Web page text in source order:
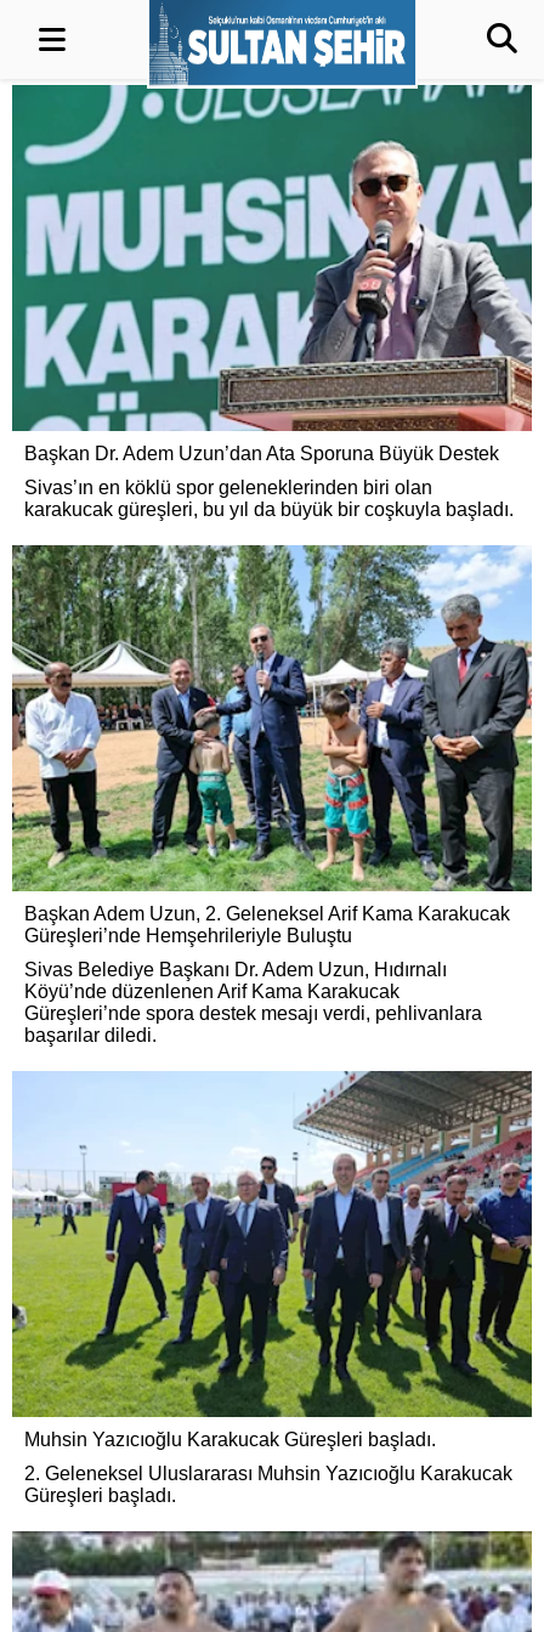
Başkan Dr. Adem Uzun’dan Ata Sporuna Büyük Destek
Sivas’ın en köklü spor geleneklerinden biri olan
karakucak güreşleri, bu yıl da büyük bir coşkuyla başladı.
Başkan Adem Uzun, 2. Geleneksel Arif Kama Karakucak
Güreşleri’nde Hemşehrileriyle Buluştu
Sivas Belediye Başkanı Dr. Adem Uzun, Hıdırnalı
Köyü’nde düzenlenen Arif Kama Karakucak
Güreşleri’nde spora destek mesajı verdi, pehlivanlara
başarılar diledi.
Muhsin Yazıcıoğlu Karakucak Güreşleri başladı.
2. Geleneksel Uluslararası Muhsin Yazıcıoğlu Karakucak
Güreşleri başladı.